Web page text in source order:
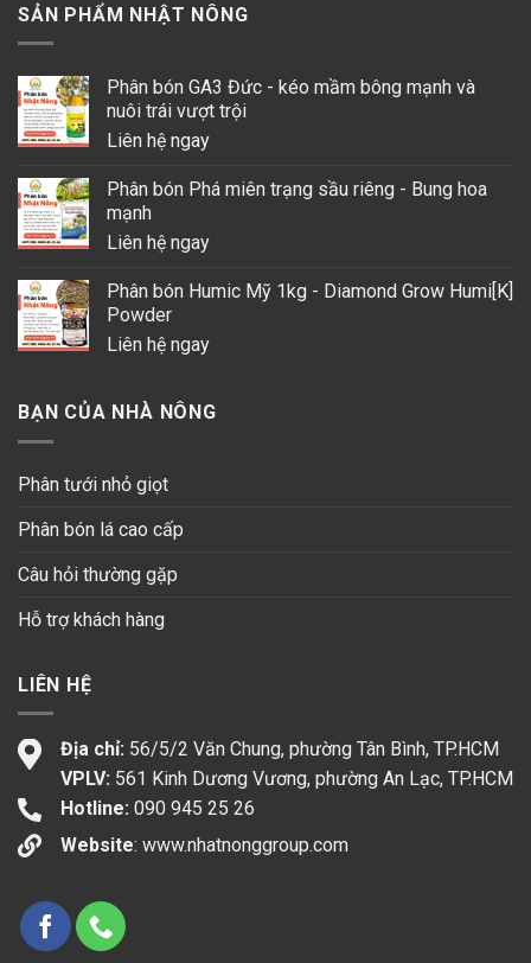
SẢN PHẨM NHẬT NÔNG
Phân bón GA3 Đức - kéo mầm bông mạnh và
nuôi trái vượt trội
Liên hệ ngay
Phân bón Phá miên trạng sầu riêng - Bung hoa
mạnh
Liên hệ ngay
Phân bón Humic Mỹ 1kg - Diamond Grow Humi[K]
Powder
Liên hệ ngay
BẠN CỦA NHÀ NÔNG
Phân tưới nhỏ giọt
Phân bón lá cao cấp
Câu hỏi thường gặp
Hỗ trợ khách hàng
LIÊN HỆ
Địa chỉ: 56/5/2 Văn Chung, phường Tân Bình, TP.HCM
VPLV: 561 Kinh Dương Vương, phường An Lạc, TP.HCM
Hotline: 090 945 25 26
Website: www.nhatnonggroup.com